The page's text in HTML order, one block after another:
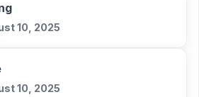
10, 2025
10, 2025